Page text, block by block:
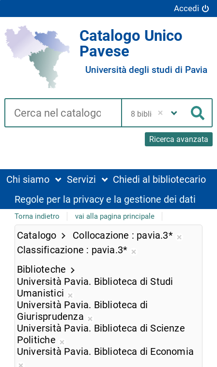
Accedi
Catalogo Unico
Pavese
Università degli studi di Pavia
Cerca su "Catalogo"
Ricerca avanzata
biblioteca
Chi siamo Servizi
Chiedi al bibliotecario
Regole per la privacy e la gestione dei dati
Torna indietro vai alla pagina principale
Catalogo Collocazione
pavia.3*
Classificazione
pavia.3*
ricerca
Biblioteche
Università Pavia. Biblioteca di Studi
Umanistici
Rimuovi
dalla
ricerca
Università Pavia. Biblioteca di
Giurisprudenza
Rimuovi
ricerca
Università Pavia. Biblioteca di Scienze
Politiche
Rimuovi
Università Pavia. Biblioteca di Economia